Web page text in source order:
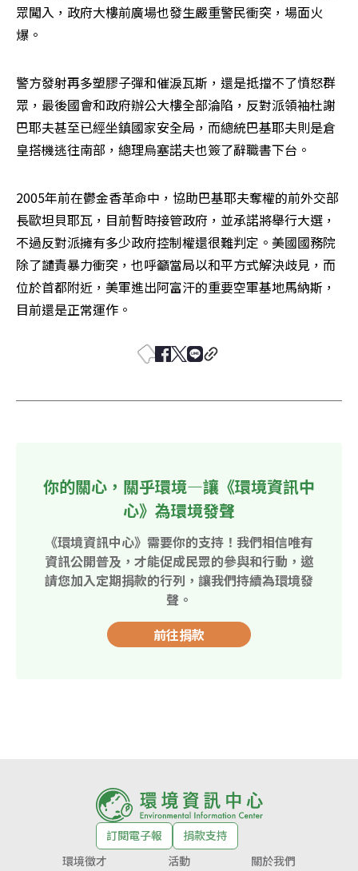
眾闖入，政府大樓前廣場也發生嚴重警民衝突，場面火
爆。
警方發射再多塑膠子彈和催淚瓦斯，還是抵擋不了憤怒群
眾，最後國會和政府辦公大樓全部淪陷，反對派領袖杜謝
巴耶夫甚至已經坐鎮國家安全局，而總統巴基耶夫則是倉
皇搭機逃往南部，總理烏塞諾夫也簽了辭職書下台。
2005年前在鬱金香革命中，協助巴基耶夫奪權的前外交部
長歐坦貝耶瓦，目前暫時接管政府，並承諾將舉行大選，
不過反對派擁有多少政府控制權還很難判定。美國國務院
除了譴責暴力衝突，也呼籲當局以和平方式解決歧見，而
位於首都附近，美軍進出阿富汗的重要空軍基地馬納斯，
目前還是正常運作。
你的關心，關乎環境—讓《環境資訊中
心》為環境發聲
《環境資訊中心》需要你的支持！我們相信唯有
資訊公開普及，才能促成民眾的參與和行動，邀
請您加入定期捐款的行列，讓我們持續為環境發
聲。
前往捐款
訂閱電子報
捐款支持
環境徵才
活動 關於我們